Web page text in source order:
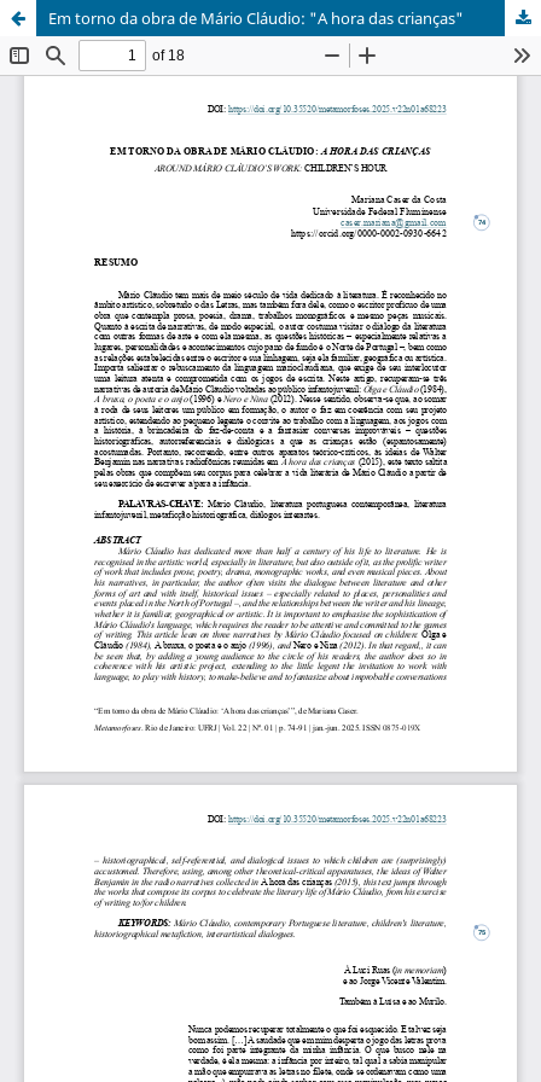
Em torno da obra de Mário Cláudio: "A hora das crianças"